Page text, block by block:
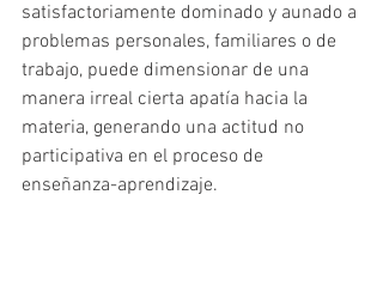
satisfactoriamente dominado y aunado a
problemas personales, familiares o de
trabajo, puede dimensionar de una
manera irreal cierta apatía hacia la
materia, generando una actitud no
participativa en el proceso de
enseñanza-aprendizaje.